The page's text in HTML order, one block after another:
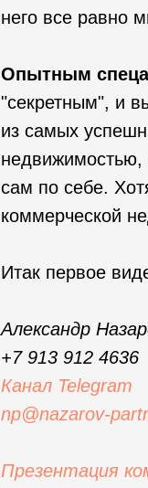
него все равно
Опытным
"секретным", и
из самых
недвижимостью,
сам по себе.
коммерческой
Итак первое
Александр
+7 913 912 4636
Канал Telegram
np@nazarov-
Презентация